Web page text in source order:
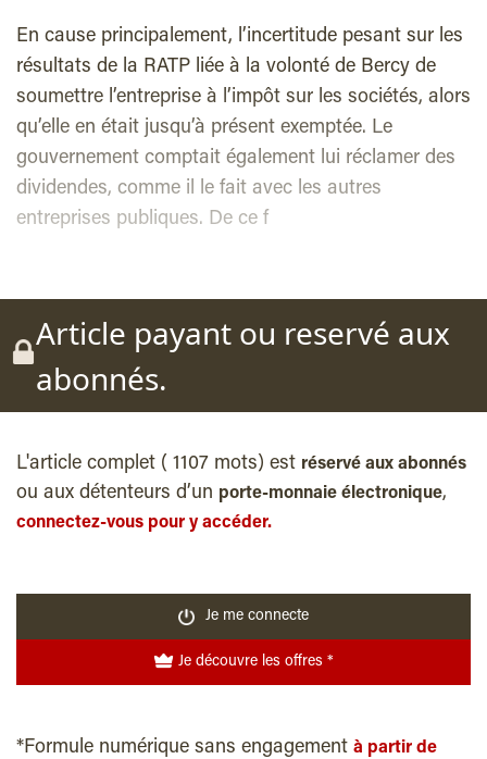
En cause principalement, l’incertitude pesant sur les
résultats de la RATP liée à la volonté de Bercy de
soumettre l’entreprise à l’impôt sur les sociétés, alors
qu’elle en était jusqu’à présent exemptée. Le
gouvernement comptait également lui réclamer des
dividendes, comme il le fait avec les autres
entreprises publiques. De ce f
Article payant ou reservé aux
abonnés.
L'article complet ( 1107 mots) est réservé aux abonnés
ou aux détenteurs d’un porte-monnaie électronique,
connectez-vous pour y accéder.
Je me connecte
Je découvre les offres *
*Formule numérique sans engagement à partir de